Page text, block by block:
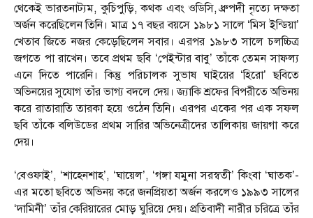
থেকেই ভারতনাট্যম, কুচিপুড়ি, কথক এবং ওডিসি, ধ্রুপদী নৃত্যে দক্ষতা
অর্জন করেছিলেন তিনি। মাত্র ১৭ বছর বয়সে ১৯৮১ সালে ‘মিস ইন্ডিয়া’
খেতাব জিতে নজর কেড়েছিলেন সবার। এরপর ১৯৮৩ সালে চলচ্চিত্র
জগতে পা রাখেন। তবে প্রথম ছবি ‘পেইন্টার বাবু’ তাঁকে তেমন সাফল্য
এনে দিতে পারেনি। কিন্তু পরিচালক সুভাষ ঘাইয়ের ‘হিরো’ ছবিতে
অভিনয়ের সুযোগ তাঁর ভাগ্য বদলে দেয়। জ্যাকি শ্রফের বিপরীতে অভিনয়
করে রাতারাতি তারকা হয়ে ওঠেন তিনি। এরপর একের পর এক সফল
ছবি তাঁকে বলিউডের প্রথম সারির অভিনেত্রীদের তালিকায় জায়গা করে
দেয়।
‘বেওফাই’, ‘শাহেনশাহ’, ‘ঘায়েল’, ‘গঙ্গা যমুনা সরস্বতী’ কিংবা ‘ঘাতক’-
এর মতো ছবিতে অভিনয় করে জনপ্রিয়তা অর্জন করলেও ১৯৯৩ সালের
‘দামিনী’ তাঁর কেরিয়ারের মোড় ঘুরিয়ে দেয়। প্রতিবাদী নারীর চরিত্রে তাঁর